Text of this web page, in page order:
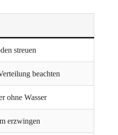
streuen
beachten
ohne Wasser
erzwingen